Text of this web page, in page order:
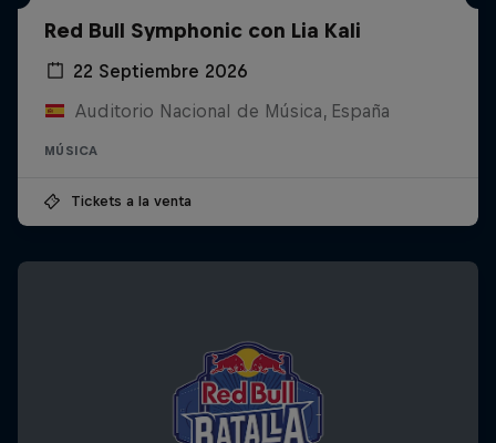
Red Bull Symphonic con Lia Kali
22 Septiembre 2026
Auditorio Nacional de Música, España
MÚSICA
Tickets a la venta